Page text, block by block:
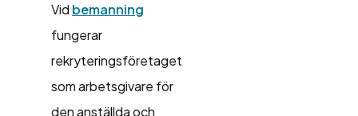
Vid bemanning
fungerar
rekryteringsföretaget
som arbetsgivare för
den anställda och